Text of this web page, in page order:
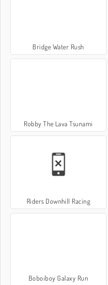
Bridge Water Rush
Robby The Lava Tsunami
Riders Downhill Racing
Boboiboy Galaxy Run